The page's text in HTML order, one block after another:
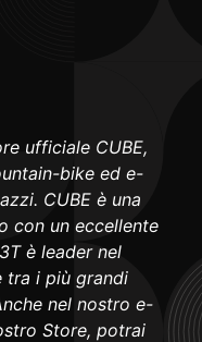
ufficiale CUBE,
bike ed e-
CUBE è una
con un eccellente
è leader nel
tra i più grandi
nel nostro e-
Store, potrai